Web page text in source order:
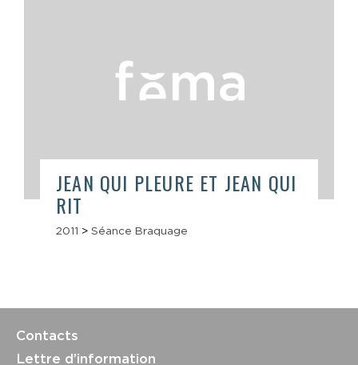
JEAN QUI PLEURE ET JEAN QUI
RIT
2011 > Séance Braquage
Contacts
Lettre d’information